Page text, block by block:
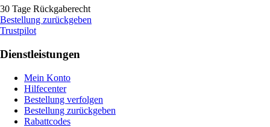
30 Tage Rückgaberecht
Bestellung zurückgeben
Trustpilot
Dienstleistungen
Mein Konto
Hilfecenter
Bestellung verfolgen
Bestellung zurückgeben
Rabattcodes